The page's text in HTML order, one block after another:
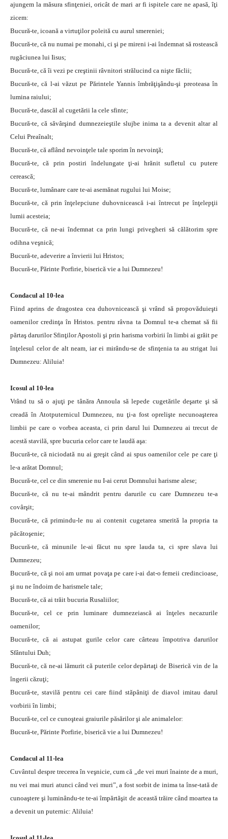
ajungem la măsura sfinţeniei, oricât de mari ar fi ispitele care ne apasă, îţi
zicem:
Bucură-te, icoană a virtuţilor poleită cu aurul smereniei;
Bucură-te, că nu numai pe monahi, ci şi pe mireni i-ai îndemnat să rostească
rugăciunea lui Iisus;
Bucură-te, că îi vezi pe creştinii râvnitori strălucind ca nişte făclii;
Bucură-te, că l-ai văzut pe Părintele Yannis îmbrăţişându-şi preoteasa în
lumina raiului;
Bucură-te, dascăl al cugetării la cele sfinte;
Bucură-te, că săvârşind dumnezeieştile slujbe inima ta a devenit altar al
Celui Preaînalt;
Bucură-te, că aflând nevoinţele tale sporim în nevoinţă;
Bucură-te, că prin postiri îndelungate ţi-ai hrănit sufletul cu putere
cerească;
Bucură-te, lumânare care te-ai asemănat rugului lui Moise;
Bucură-te, că prin înţelepciune duhovnicească i-ai întrecut pe înţelepţii
lumii acesteia;
Bucură-te, că ne-ai îndemnat ca prin lungi privegheri să călătorim spre
odihna veşnică;
Bucură-te, adeverire a învierii lui Hristos;
Bucură-te, Părinte Porfirie, biserică vie a lui Dumnezeu!
Condacul al 10-lea
Fiind aprins de dragostea cea duhovnicească şi vrând să propovăduieşti
oamenilor credinţa în Hristos. pentru râvna ta Domnul te-a chemat să fii
părtaş darurilor Sfinţilor Apostoli şi prin harisma vorbirii în limbi ai grăit pe
înţelesul celor de alt neam, iar ei mirându-se de sfinţenia ta au strigat lui
Dumnezeu: Aliluia!
Icosul al 10-lea
Vrând tu să o ajuţi pe tânăra Annoula să lepede cugetările deşarte şi să
creadă în Atotputernicul Dumnezeu, nu ţi-a fost oprelişte necunoaşterea
limbii pe care o vorbea aceasta, ci prin darul lui Dumnezeu ai trecut de
acestă stavilă, spre bucuria celor care te laudă aşa:
Bucură-te, că niciodată nu ai greşit când ai spus oamenilor cele pe care ţi
le-a arătat Domnul;
Bucură-te, cel ce din smerenie nu I-ai cerut Domnului harisme alese;
Bucură-te, că nu te-ai mândrit pentru darurile cu care Dumnezeu te-a
covârşit;
Bucură-te, că primindu-le nu ai contenit cugetarea smerită la propria ta
păcătoşenie;
Bucură-te, că minunile le-ai făcut nu spre lauda ta, ci spre slava lui
Dumnezeu;
Bucură-te, că şi noi am urmat povaţa pe care i-ai dat-o femeii credincioase,
şi nu ne îndoim de harismele tale;
Bucură-te, că ai trăit bucuria Rusaliilor;
Bucură-te, cel ce prin luminare dumnezeiască ai înţeles necazurile
oamenilor;
Bucură-te, că ai astupat gurile celor care cârteau împotriva darurilor
Sfântului Duh;
Bucură-te, că ne-ai lămurit că puterile celor depărtaţi de Biserică vin de la
îngerii căzuţi;
Bucură-te, stavilă pentru cei care fiind stăpâniţi de diavol imitau darul
vorbirii în limbi;
Bucură-te, cel ce cunoşteai graiurile păsărilor şi ale animalelor:
Bucură-te, Părinte Porfirie, biserică vie a lui Dumnezeu!
Condacul al 11-lea
Cuvântul despre trecerea în veşnicie, cum că „de vei muri înainte de a muri,
nu vei mai muri atunci când vei muri”, a fost sorbit de inima ta înse-tată de
cunoaştere şi luminându-te te-ai împărtăşit de această trăire când moartea ta
a devenit un puternic: Aliluia!